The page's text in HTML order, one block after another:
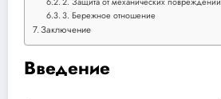
3. Бережное отношение
Заключение
Введение